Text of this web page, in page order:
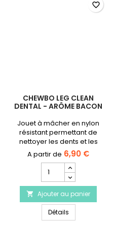
Balle perforée Ø 9cm
CHEWBO LEG CLEAN
DENTAL - ARÔME BACON
Jouet à mâcher en nylon
résistant permettant de
nettoyer les dents et les
gencives de votre chien,
tout en stimulant sa
mâchoire.⚠️ Disponible en 3
tailles.
6,90 €
quantité
du
produit
Chewbo
Leg
Clean
 Ajouter au panier
DétailsChewbo Leg
favorite_border